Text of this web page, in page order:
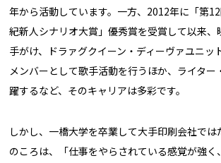
年から活動しています。一方、2012年に「第
紀新人シナリオ大賞」優秀賞を受賞して以来、
手がけ、ドラァグクイーン・ディーヴァユニッ
メンバーとして歌手活動を行うほか、ライター
躍するなど、そのキャリアは多彩です。
しかし、一橋大学を卒業して大手印刷会社で
のころは、「仕事をやらされている感覚が強く